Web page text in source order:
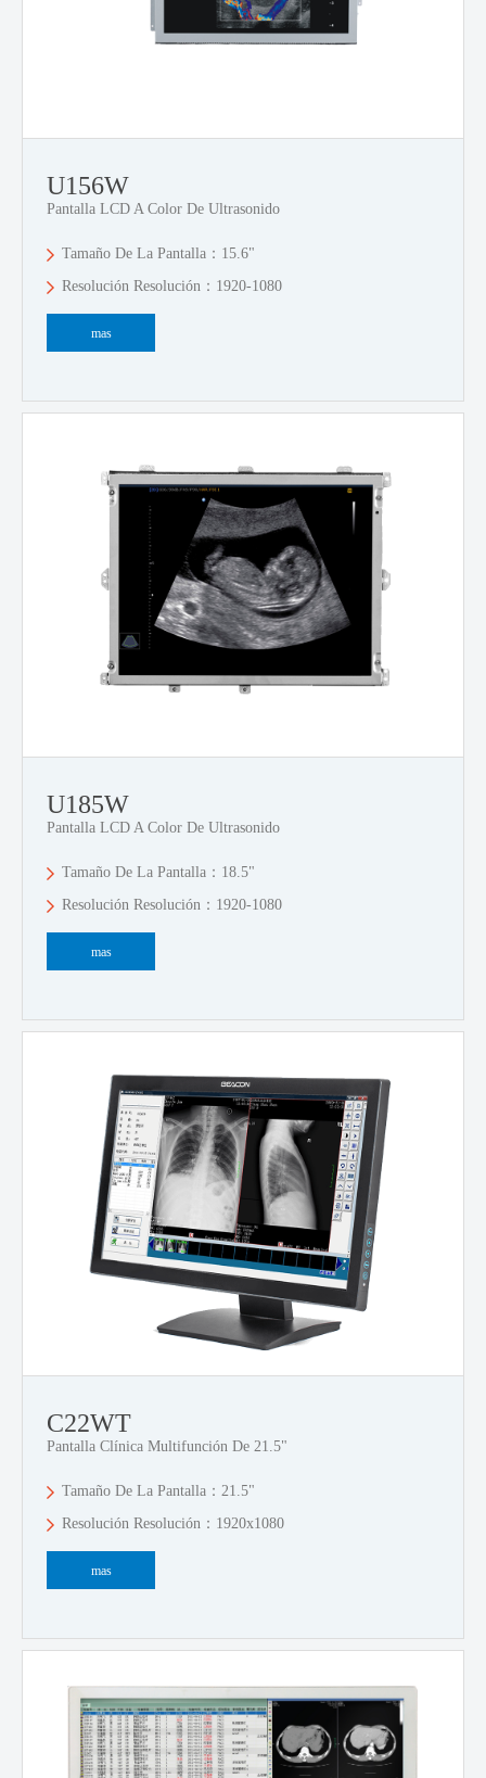
U156W
Pantalla LCD A Color De Ultrasonido
Tamaño De La Pantalla：15.6"
Resolución Resolución：1920-1080
mas
U185W
Pantalla LCD A Color De Ultrasonido
Tamaño De La Pantalla：18.5"
Resolución Resolución：1920-1080
mas
C22WT
Pantalla Clínica Multifunción De 21.5"
Tamaño De La Pantalla：21.5"
Resolución Resolución：1920x1080
mas